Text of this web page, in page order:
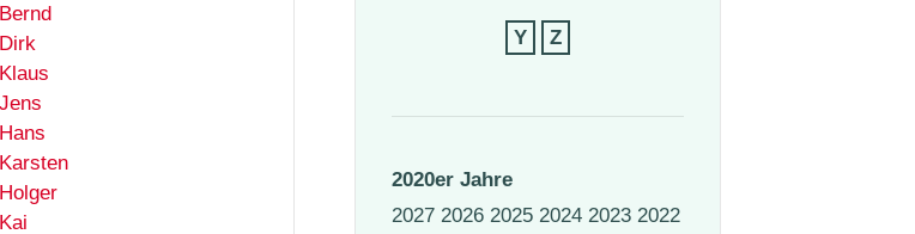
Bernd
Dirk
Klaus
Jens
Hans
Karsten
Holger
Kai
Y Z
2020er Jahre
2027 2026 2025 2024 2023 2022